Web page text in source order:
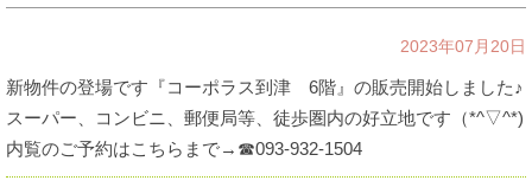
2023年07月20日
新物件の登場です『コーポラス到津 6階』の販売開始しました♪
スーパー、コンビニ、郵便局等、徒歩圏内の好立地です（*^▽^*)
内覧のご予約はこちらまで→☎093-932-1504